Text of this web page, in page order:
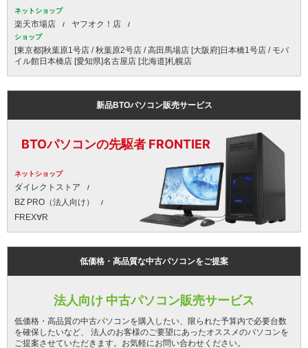
ネットショップ
楽天市場店 ヤフオク！店
ショップ
[東京都]秋葉原1号店 / 秋葉原2号店 / 高田馬場店 [大阪府]日本橋1号店 / モバ
イル館日本橋店 [愛知県]名古屋店 [北海道]札幌店
新品BTOパソコン販売サービス
BTOパソコンの先駆者 FRONTIER
ネットショップ
ダイレクトストア
BZ PRO（法人向け）
FREX∀R
低価格・高品質な中古パソコンをご提案
法人向け 中古パソコン販売サービス
低価格・高品質の中古パソコンを購入したい、限られた予算内で必要台数
を確保したいなど、 法人のお客様のご要望にあったオススメのパソコンを
ご提案させていただきます。お気軽にお問い合わせください。